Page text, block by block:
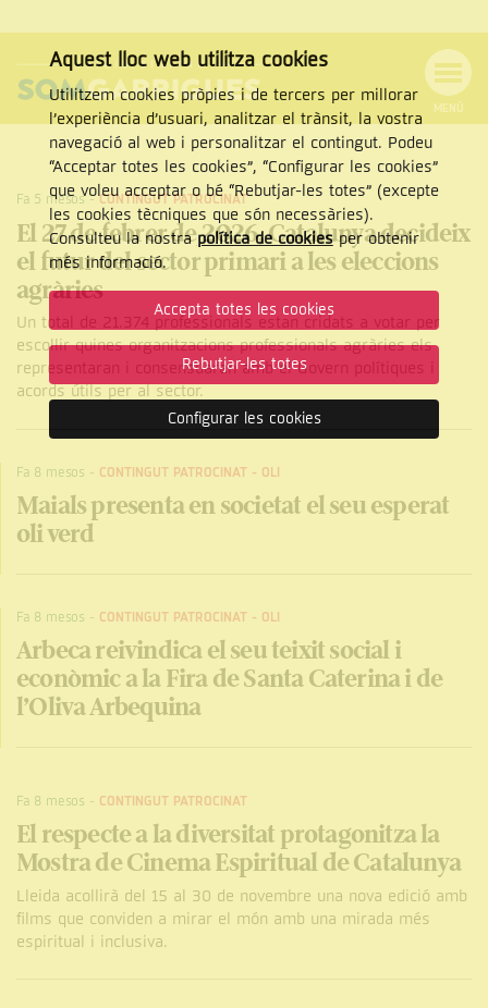
NAVEGACIÓ
MENÚ
Cercar
CERCAR
Fa 5 mesos-CONTINGUT PATROCINAT
El 27 de febrer de 2026, Catalunya decideix
el futur del sector primari a les eleccions
agràries
Un total de 21.374 professionals estan cridats a votar per
escollir quines organitzacions professionals agràries els
representaran i consensuaran amb el Govern polítiques i
acords útils per al sector.
Fa 8 mesos - CONTINGUT PATROCINAT - OLI
Maials presenta en societat el seu esperat
oli verd
Fa 8 mesos - CONTINGUT PATROCINAT - OLI
Arbeca reivindica el seu teixit social i
econòmic a la Fira de Santa Caterina i de
l’Oliva Arbequina
Fa 8 mesos - CONTINGUT PATROCINAT
El respecte a la diversitat protagonitza la
Mostra de Cinema Espiritual de Catalunya
Lleida acollirà del 15 al 30 de novembre una nova edició amb
films que conviden a mirar el món amb una mirada més
espiritual i inclusiva.
Aquest lloc web utilitza cookies
Utilitzem cookies pròpies i de tercers per millorar
l’experiència d’usuari, analitzar el trànsit, la vostra
navegació al web i personalitzar el contingut. Podeu
“Acceptar totes les cookies”, “Configurar les cookies”
que voleu acceptar o bé “Rebutjar-les totes” (excepte
les cookies tècniques que són necessàries).
Consulteu la nostrapolítica de cookiesper obtenir
més informació.
Accepta totes les cookies
Rebutjar-les totes
Configurar les cookies